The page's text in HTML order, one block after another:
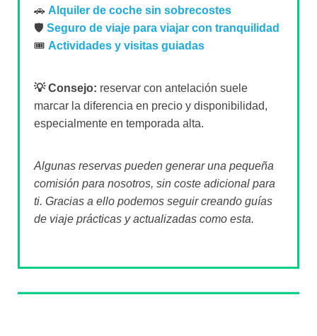
🚗 Alquiler de coche sin sobrecostes
🛡️ Seguro de viaje para viajar con tranquilidad
🎟️ Actividades y visitas guiadas
💡 Consejo: reservar con antelación suele
marcar la diferencia en precio y disponibilidad,
especialmente en temporada alta.
Algunas reservas pueden generar una pequeña
comisión para nosotros, sin coste adicional para
ti. Gracias a ello podemos seguir creando guías
de viaje prácticas y actualizadas como esta.